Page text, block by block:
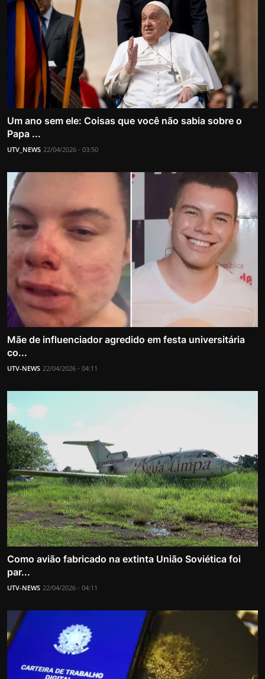
Um ano sem ele: Coisas que você não sabia sobre o
Papa ...
UTV_NEWS 22/04/2026 - 03:50
Mãe de influenciador agredido em festa universitária
co...
UTV-NEWS 22/04/2026 - 04:11
Como avião fabricado na extinta União Soviética foi
par...
UTV-NEWS 22/04/2026 - 04:11